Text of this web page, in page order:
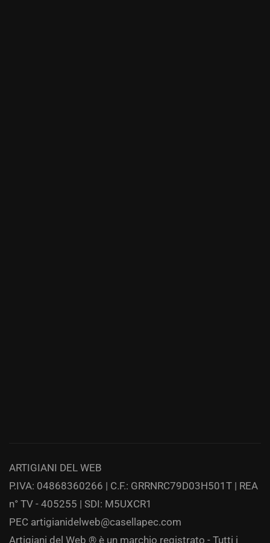
ARTIGIANI DEL WEB
P.IVA: 04868360266 | C.F.: GRRNRC79D03H501T | REA
n° TV - 405255 | SDI: M5UXCR1
PEC artigianidelweb@casellapec.com
Artigiani del Web ® è un marchio registrato - Tutti i